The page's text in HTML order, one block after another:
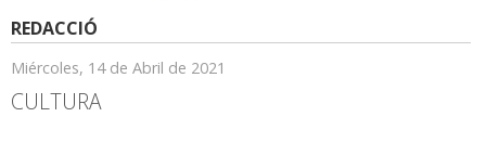
REDACCIÓ
Miércoles, 14 de Abril de 2021
CULTURA